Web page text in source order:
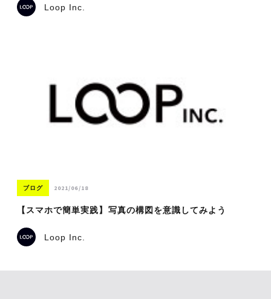
Loop Inc.
ブログ 2021/06/18
【スマホで簡単実践】写真の構図を意識してみよう
Loop Inc.